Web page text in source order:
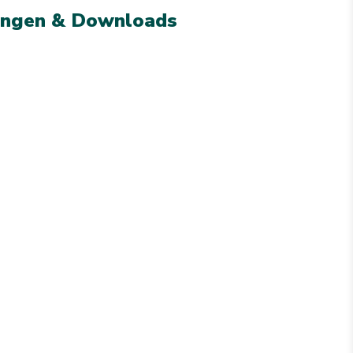
& Downloads